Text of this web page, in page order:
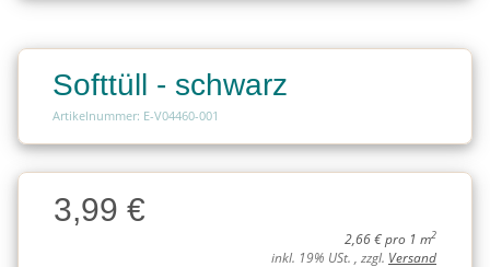
Softtüll - schwarz
Artikelnummer: E-V04460-001
Charge
Charge3,99 €
2,66 € pro 1 m2
inkl. 19% USt. , zzgl. Versand